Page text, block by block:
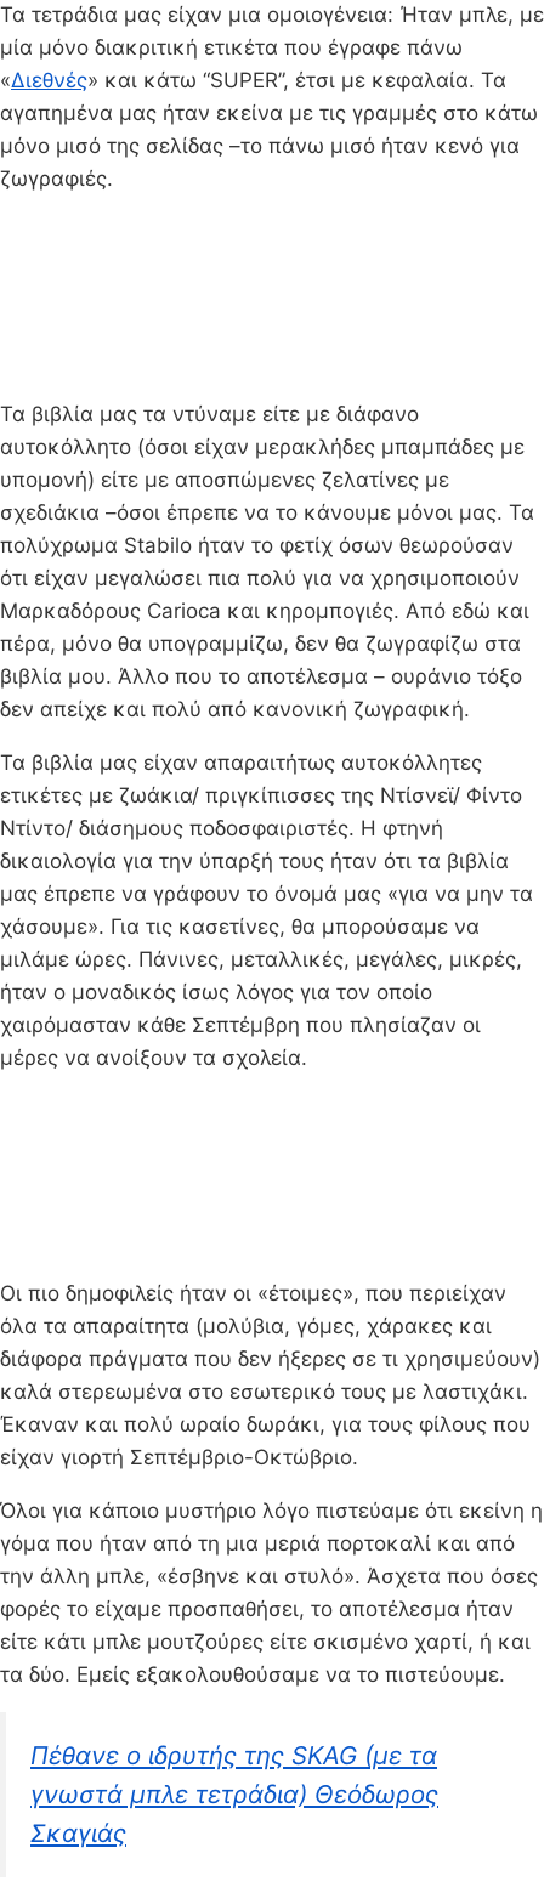
Τα τετράδια μας είχαν μια ομοιογένεια: Ήταν μπλε, με
μία μόνο διακριτική ετικέτα που έγραφε πάνω
«Διεθνές» και κάτω “SUPER”, έτσι με κεφαλαία. Τα
αγαπημένα μας ήταν εκείνα με τις γραμμές στο κάτω
μόνο μισό της σελίδας –το πάνω μισό ήταν κενό για
ζωγραφιές.
Τα βιβλία μας τα ντύναμε είτε με διάφανο
αυτοκόλλητο (όσοι είχαν μερακλήδες μπαμπάδες με
υπομονή) είτε με αποσπώμενες ζελατίνες με
σχεδιάκια –όσοι έπρεπε να το κάνουμε μόνοι μας. Τα
πολύχρωμα Stabilo ήταν το φετίχ όσων θεωρούσαν
ότι είχαν μεγαλώσει πια πολύ για να χρησιμοποιούν
Μαρκαδόρους Carioca και κηρομπογιές. Από εδώ και
πέρα, μόνο θα υπογραμμίζω, δεν θα ζωγραφίζω στα
βιβλία μου. Άλλο που το αποτέλεσμα – ουράνιο τόξο
δεν απείχε και πολύ από κανονική ζωγραφική.
Τα βιβλία μας είχαν απαραιτήτως αυτοκόλλητες
ετικέτες με ζωάκια/ πριγκίπισσες της Ντίσνεϊ/ Φίντο
Ντίντο/ διάσημους ποδοσφαιριστές. Η φτηνή
δικαιολογία για την ύπαρξή τους ήταν ότι τα βιβλία
μας έπρεπε να γράφουν το όνομά μας «για να μην τα
χάσουμε». Για τις κασετίνες, θα μπορούσαμε να
μιλάμε ώρες. Πάνινες, μεταλλικές, μεγάλες, μικρές,
ήταν ο μοναδικός ίσως λόγος για τον οποίο
χαιρόμασταν κάθε Σεπτέμβρη που πλησίαζαν οι
μέρες να ανοίξουν τα σχολεία.
Οι πιο δημοφιλείς ήταν οι «έτοιμες», που περιείχαν
όλα τα απαραίτητα (μολύβια, γόμες, χάρακες και
διάφορα πράγματα που δεν ήξερες σε τι χρησιμεύουν)
καλά στερεωμένα στο εσωτερικό τους με λαστιχάκι.
Έκαναν και πολύ ωραίο δωράκι, για τους φίλους που
είχαν γιορτή Σεπτέμβριο-Οκτώβριο.
Όλοι για κάποιο μυστήριο λόγο πιστεύαμε ότι εκείνη η
γόμα που ήταν από τη μια μεριά πορτοκαλί και από
την άλλη μπλε, «έσβηνε και στυλό». Άσχετα που όσες
φορές το είχαμε προσπαθήσει, το αποτέλεσμα ήταν
είτε κάτι μπλε μουτζούρες είτε σκισμένο χαρτί, ή και
τα δύο. Εμείς εξακολουθούσαμε να το πιστεύουμε.
Πέθανε ο ιδρυτής της SKAG (με τα
γνωστά μπλε τετράδια) Θεόδωρος
Σκαγιάς